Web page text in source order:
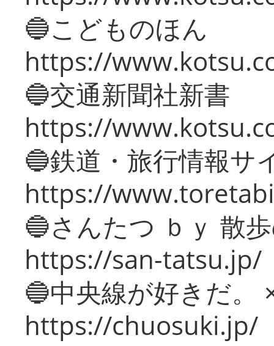
🔵こどものほん
https://
🔵交通新聞社新書
https://
🔵鉄道・旅行情報サ
https://
🔵さんたつ ｂｙ 散
https://san-tatsu.jp/
🔵中央線が好きだ。
https://chuosuki.jp/